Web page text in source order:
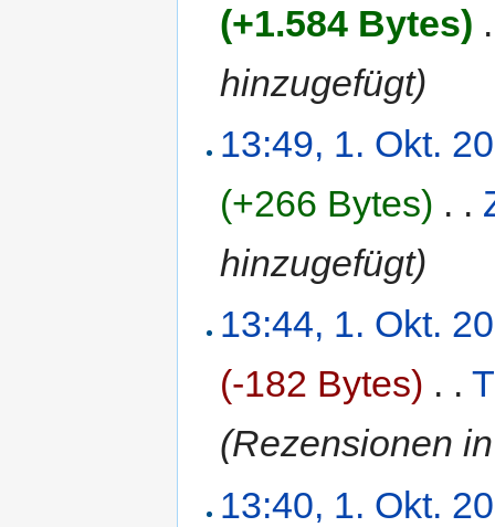
(+1.584 Bytes)
hinzugefügt)
13:49, 1. Okt.
(+266 Bytes) . .
hinzugefügt)
13:44, 1. Okt.
(-182 Bytes) . .
(Rezensionen
13:40, 1. Okt.